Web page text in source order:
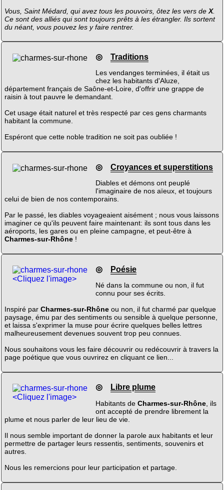
Vous, Saint Médard, qui avez tous les pouvoirs, ôtez les vers de X.
Ce sont des alliés qui sont toujours prêts à les étrangler. Ils sortent
du néant, vous pouvez les y faire rentrer.
◎ Traditions
Les vendanges terminées, il était us
chez les habitants d'Aluze,
département français de Saône-et-Loire, d'offrir une grappe de
raisin à tout pauvre le demandant.
Cet usage était naturel et très respecté par ces gens charmants
habitant la commune.
Espéront que cette noble tradition ne soit pas oubliée !
◎ Croyances et superstitions
Diables et démons ont peuplé
l'imaginaire de nos aïeux, et toujours
celui de bien de nos contemporains.
Par le passé, les diables voyageaient aisément ; nous vous laissons
imaginer ce qu'ils peuvent faire maintenant: ils sont tous dans les
aéroports, les gares ou en pleine campagne, et peut-être à
Charmes-sur-Rhône!
<Cliquez l'image>
◎ Poésie
Né dans la commune ou non, il fut
connu pour ses écrits.
Inspiré par Charmes-sur-Rhôneou non, il fut charmé par quelque
paysage, ému par des sentiments ou sensible à quelque personne,
et laissa s'exprimer la muse pour écrire quelques belles lettres
malheureusement devenues souvent trop peu connues.
Nous souhaitons vous les faire découvrir ou redécouvrir à travers la
page poétique que vous ouvrirez en cliquant ce lien...
<Cliquez l'image>
◎ Libre plume
Habitants de Charmes-sur-Rhône, ils
ont accepté de prendre librement la
plume et nous parler de leur lieu de vie.
Il nous semble important de donner la parole aux habitants et leur
permettre de partager leurs ressentis, sentiments, souvenirs et
autres.
Nous les remercions pour leur participation et partage.